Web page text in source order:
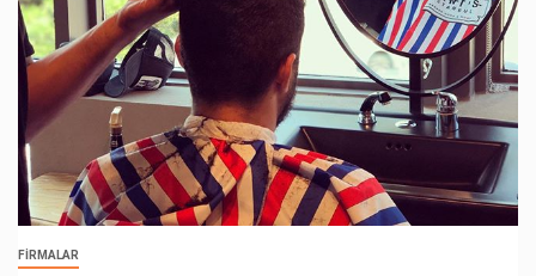
FIRMALAR